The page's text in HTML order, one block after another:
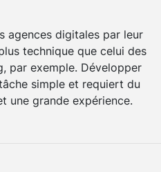
agences digitales par leur
technique que celui des
par exemple. Développer
simple et requiert du
une grande expérience.